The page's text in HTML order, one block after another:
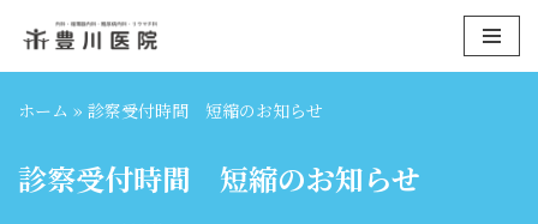
テ
ツ
ホーム » 診察受付時間 短縮のお知らせ
診察受付時間 短縮のお知らせ